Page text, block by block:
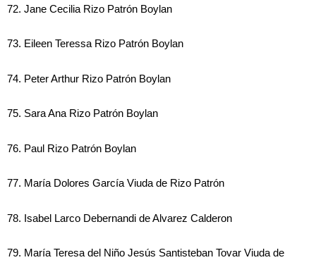
72. Jane Cecilia Rizo Patrón Boylan
73. Eileen Teressa Rizo Patrón Boylan
74. Peter Arthur Rizo Patrón Boylan
75. Sara Ana Rizo Patrón Boylan
76. Paul Rizo Patrón Boylan
77. María Dolores García Viuda de Rizo Patrón
78. Isabel Larco Debernandi de Alvarez Calderon
79. María Teresa del Niño Jesús Santisteban Tovar Viuda de